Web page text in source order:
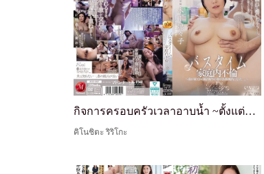
กิจการครอบครัวเวลาอาบน้ำ ~ตั้งแต่พี่ชายมาอยู่ด้วย ภรรยาที่ชอบอาบน้ำของฉันก็ใช้เวลาอาบน้ำนานขึ้น...~ รีริโกะ คิโนชิตะ
คิโนชิตะ ริริโกะ